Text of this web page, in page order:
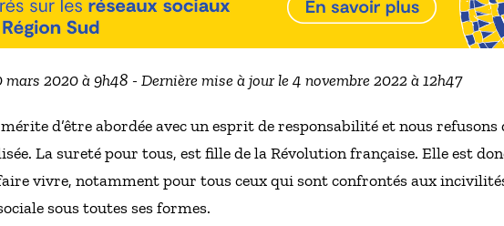
mars 2020 à 9h48 - Dernière mise à jour le 4 novembre 2022 à 12h47
d’être abordée avec un esprit de responsabilité et nous refusons
La sureté pour tous, est fille de la Révolution française. Elle est
vivre, notamment pour tous ceux qui sont confrontés aux
sous toutes ses formes.